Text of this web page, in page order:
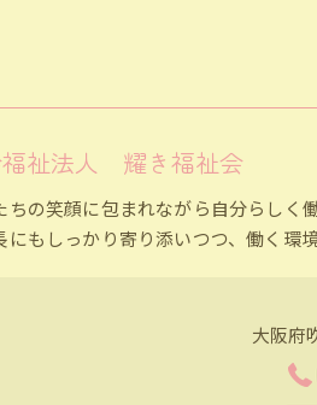
祉法人 耀き福祉会
ちの笑顔に包まれながら自分らしく
にもしっかり寄り添いつつ、働く環
大阪府